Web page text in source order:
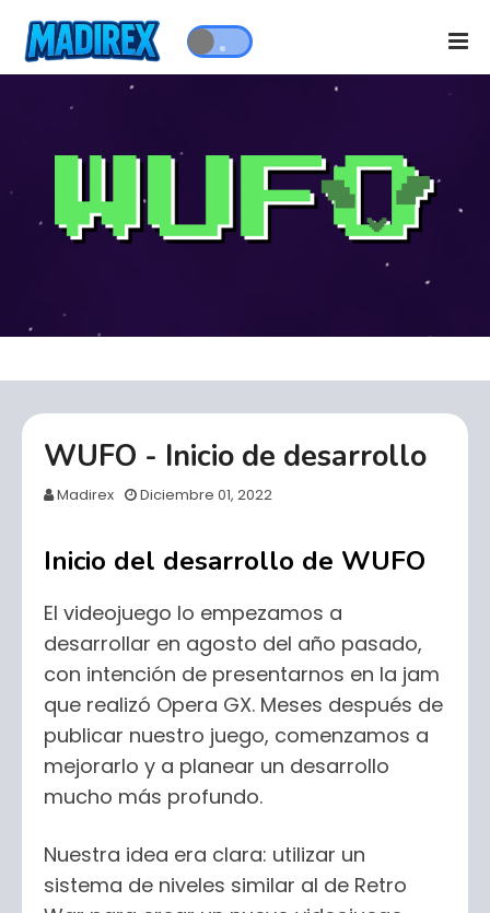
WUFO - Inicio de desarrollo
Madirex Diciembre 01, 2022
Inicio del desarrollo de WUFO
El videojuego lo empezamos a
desarrollar en agosto del año pasado,
con intención de presentarnos en la jam
que realizó Opera GX. Meses después de
publicar nuestro juego, comenzamos a
mejorarlo y a planear un desarrollo
mucho más profundo.
Nuestra idea era clara: utilizar un
sistema de niveles similar al de Retro